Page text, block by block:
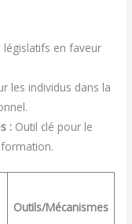
législatifs en faveur
les individus dans la
: Outil clé pour le
Outils/Mécanismes